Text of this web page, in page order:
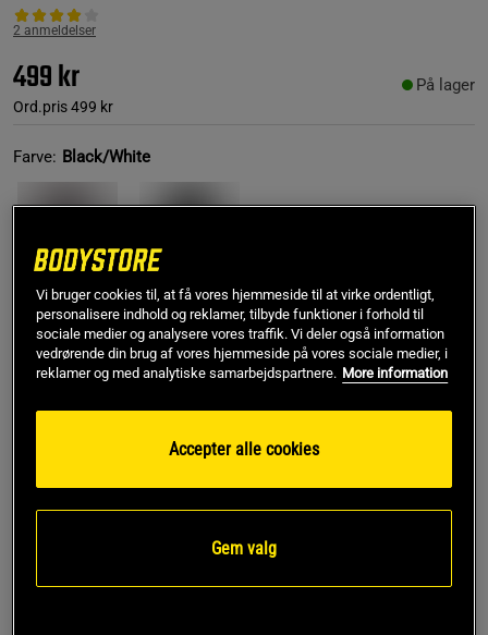
2 anmeldelser
499 kr
Ord.pris499 kr
På lager
Farve: Black/White
S
Gratis fragt over 349 kr Gratis retur 14 dages fortrydelsesret
7332576158100
Vi bruger cookies til, at få vores hjemmeside til at virke ordentligt,
personalisere indhold og reklamer, tilbyde funktioner i forhold til
sociale medier og analysere vores traffik. Vi deler også information
vedrørende din brug af vores hjemmeside på vores sociale medier, i
reklamer og med analytiske samarbejdspartnere. More information
Accepter alle cookies
Gem valg